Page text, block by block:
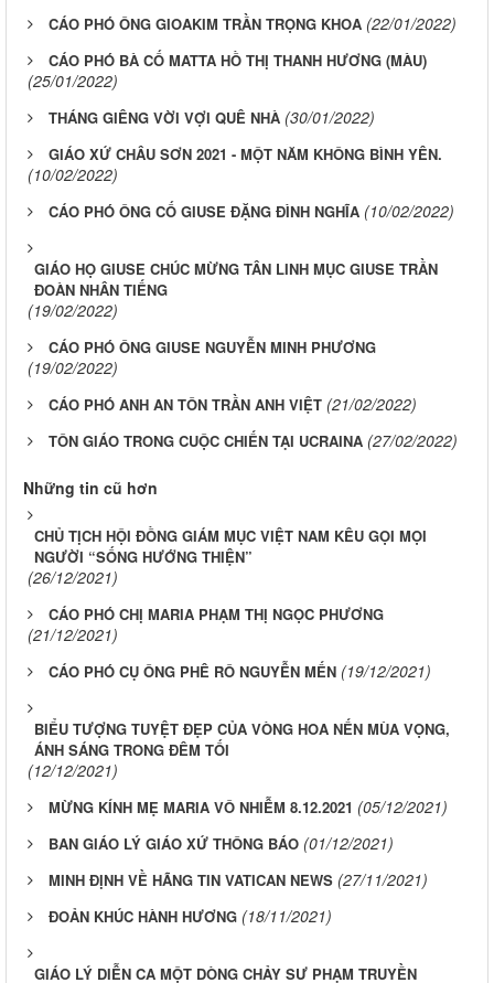
CÁO PHÓ ÔNG GIOAKIM TRẦN TRỌNG KHOA (22/01/2022)
CÁO PHÓ BÀ CỐ MATTA HỒ THỊ THANH HƯƠNG (MÀU)
(25/01/2022)
THÁNG GIÊNG VỜI VỢI QUÊ NHÀ (30/01/2022)
GIÁO XỨ CHÂU SƠN 2021 - MỘT NĂM KHÔNG BÌNH YÊN.
(10/02/2022)
CÁO PHÓ ÔNG CỐ GIUSE ĐẶNG ĐÌNH NGHĨA (10/02/2022)
GIÁO HỌ GIUSE CHÚC MỪNG TÂN LINH MỤC GIUSE TRẦN
ĐOÀN NHÂN TIẾNG
(19/02/2022)
CÁO PHÓ ÔNG GIUSE NGUYỄN MINH PHƯƠNG
(19/02/2022)
CÁO PHÓ ANH AN TÔN TRẦN ANH VIỆT (21/02/2022)
TÔN GIÁO TRONG CUỘC CHIẾN TẠI UCRAINA (27/02/2022)
Những tin cũ hơn
CHỦ TỊCH HỘI ĐỒNG GIÁM MỤC VIỆT NAM KÊU GỌI MỌI
NGƯỜI “SỐNG HƯỚNG THIỆN”
(26/12/2021)
CÁO PHÓ CHỊ MARIA PHẠM THỊ NGỌC PHƯƠNG
(21/12/2021)
CÁO PHÓ CỤ ÔNG PHÊ RÔ NGUYỄN MẾN (19/12/2021)
BIỂU TƯỢNG TUYỆT ĐẸP CỦA VÒNG HOA NẾN MÙA VỌNG,
ÁNH SÁNG TRONG ĐÊM TỐI
(12/12/2021)
MỪNG KÍNH MẸ MARIA VÔ NHIỄM 8.12.2021 (05/12/2021)
BAN GIÁO LÝ GIÁO XỨ THÔNG BÁO (01/12/2021)
MINH ĐỊNH VỀ HÃNG TIN VATICAN NEWS (27/11/2021)
ĐOẢN KHÚC HÀNH HƯƠNG (18/11/2021)
GIÁO LÝ DIỄN CA MỘT DÒNG CHẢY SƯ PHẠM TRUYỀN